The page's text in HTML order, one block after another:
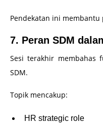
Pendekatan ini
7. Peran SDM
Sesi terakhir membahas
SDM.
Topik mencakup:
HR strategic role